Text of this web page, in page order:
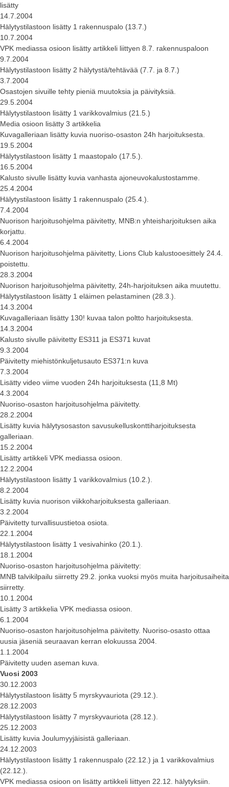
lisätty
14.7.2004
Hälytystilastoon lisätty 1 rakennuspalo (13.7.)
10.7.2004
VPK mediassa osioon lisätty artikkeli liittyen 8.7. rakennuspaloon
9.7.2004
Hälytystilastoon lisätty 2 hälytystä/tehtävää (7.7. ja 8.7.)
3.7.2004
Osastojen sivuille tehty pieniä muutoksia ja päivityksiä.
29.5.2004
Hälytystilastoon lisätty 1 varikkovalmius (21.5.)
Media osioon lisätty 3 artikkelia
Kuvagalleriaan lisätty kuvia nuoriso-osaston 24h harjoituksesta.
19.5.2004
Hälytystilastoon lisätty 1 maastopalo (17.5.).
16.5.2004
Kalusto sivulle lisätty kuvia vanhasta ajoneuvokalustostamme.
25.4.2004
Hälytystilastoon lisätty 1 rakennuspalo (25.4.).
7.4.2004
Nuorison harjoitusohjelma päivitetty, MNB:n yhteisharjoituksen aika
korjattu.
6.4.2004
Nuorison harjoitusohjelma päivitetty, Lions Club kalustooesittely 24.4.
poistettu.
28.3.2004
Nuorison harjoitusohjelma päivitetty, 24h-harjoituksen aika muutettu.
Hälytystilastoon lisätty 1 eläimen pelastaminen (28.3.).
14.3.2004
Kuvagalleriaan lisätty 130! kuvaa talon poltto harjoituksesta.
14.3.2004
Kalusto sivulle päivitetty ES311 ja ES371 kuvat
9.3.2004
Päivitetty miehistönkuljetusauto ES371:n kuva
7.3.2004
Lisätty video viime vuoden 24h harjoituksesta (11,8 Mt)
4.3.2004
Nuoriso-osaston harjoitusohjelma päivitetty.
28.2.2004
Lisätty kuvia hälytysosaston savusukelluskonttiharjoituksesta
galleriaan.
15.2.2004
Lisätty artikkeli VPK mediassa osioon.
12.2.2004
Hälytystilastoon lisätty 1 varikkovalmius (10.2.).
8.2.2004
Lisätty kuvia nuorison viikkoharjoituksesta galleriaan.
3.2.2004
Päivitetty turvallisuustietoa osiota.
22.1.2004
Hälytystilastoon lisätty 1 vesivahinko (20.1.).
18.1.2004
Nuoriso-osaston harjoitusohjelma päivitetty:
MNB talvikilpailu siirretty 29.2. jonka vuoksi myös muita harjoitusaiheita
siirretty.
10.1.2004
Lisätty 3 artikkelia VPK mediassa osioon.
6.1.2004
Nuoriso-osaston harjoitusohjelma päivitetty. Nuoriso-osasto ottaa
uusia jäseniä seuraavan kerran elokuussa 2004.
1.1.2004
Päivitetty uuden aseman kuva.
Vuosi 2003
30.12.2003
Hälytystilastoon lisätty 5 myrskyvauriota (29.12.).
28.12.2003
Hälytystilastoon lisätty 7 myrskyvauriota (28.12.).
25.12.2003
Lisätty kuvia Joulumyyjäisistä galleriaan.
24.12.2003
Hälytystilastoon lisätty 1 rakennuspalo (22.12.) ja 1 varikkovalmius
(22.12.).
VPK mediassa osioon on lisätty artikkeli liittyen 22.12. hälytyksiin.